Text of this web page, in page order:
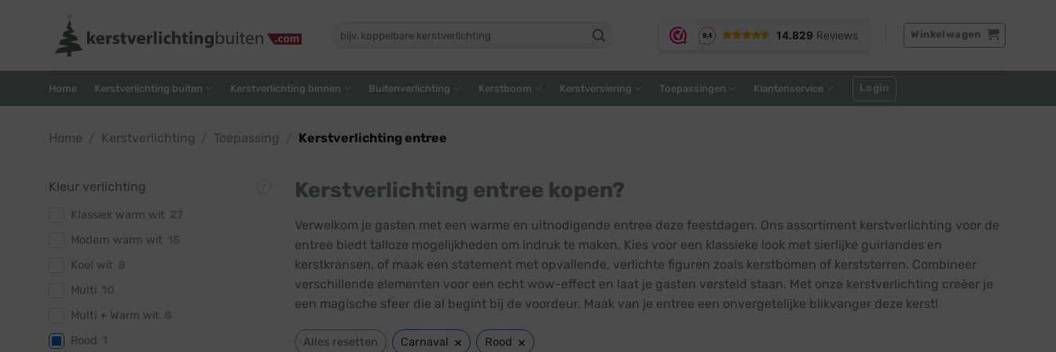
naar:
Winkelwagen
Home Kerstverlichting buiten Kerstverlichting binnen Buitenverlichting Kerstboom Kerstversiering Toepassingen Klantenservice Login
Home Kerstverlichting Toepassing Kerstverlichting entree
Kleur verlichting
Klassiek warm wit
Modern warm wit
Koel wit
Multi
Multi + Warm wit
Rood
Kerstverlichting entree kopen?
Verwelkom je gasten met een warme en uitnodigende entree deze feestdagen. Ons assortiment kerstverlichting voor de
entree biedt talloze mogelijkheden om indruk te maken. Kies voor een klassieke look met sierlijke guirlandes en
kerstkransen, of maak een statement met opvallende, verlichte figuren zoals kerstbomen of kerststerren. Combineer
verschillende elementen voor een echt wow-effect en laat je gasten versteld staan. Met onze kerstverlichting creëer je
een magische sfeer die al begint bij de voordeur. Maak van je entree een onvergetelijke blikvanger deze kerst!
Alles resetten Carnaval × Rood ×